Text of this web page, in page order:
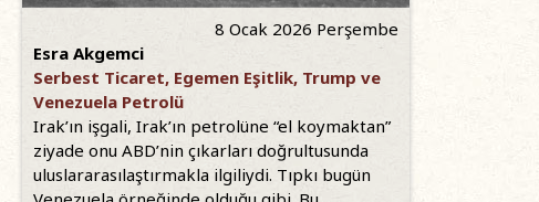
8 Ocak 2026 Perşembe
Esra Akgemci
Serbest Ticaret, Egemen Eşitlik, Trump ve
Venezuela Petrolü
Irak’ın işgali, Irak’ın petrolüne “el koymaktan”
ziyade onu ABD’nin çıkarları doğrultusunda
uluslararasılaştırmakla ilgiliydi. Tıpkı bugün